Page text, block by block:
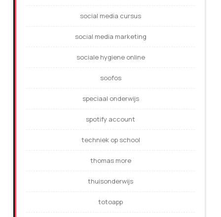
social media cursus
social media marketing
sociale hygiene online
soofos
speciaal onderwijs
spotify account
techniek op school
thomas more
thuisonderwijs
totoapp